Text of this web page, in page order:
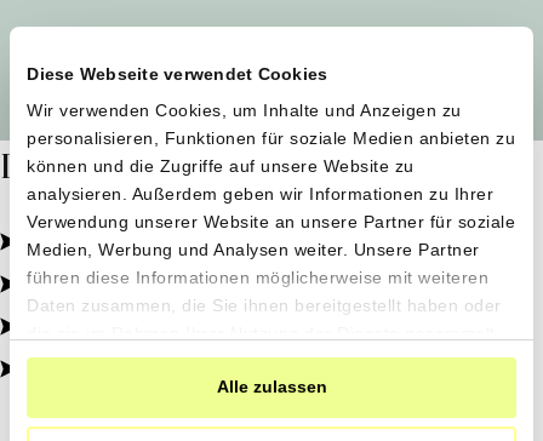
Diese Webseite verwendet Cookies
Wir verwenden Cookies, um Inhalte und Anzeigen zu
personalisieren, Funktionen für soziale Medien anbieten zu
können und die Zugriffe auf unsere Website zu
analysieren. Außerdem geben wir Informationen zu Ihrer
Verwendung unserer Website an unsere Partner für soziale
Medien, Werbung und Analysen weiter. Unsere Partner
führen diese Informationen möglicherweise mit weiteren
Daten zusammen, die Sie ihnen bereitgestellt haben oder
haben.
Alle zulassen
Dafür stehen wir
Pestizidfrei angebaut, schonend verarbeitet.
Natürliche Zutaten, echter Geschmack.
Von kleinen Höfen, direkt zu dir.
100% transparent, 0% Zusatzstoffe.